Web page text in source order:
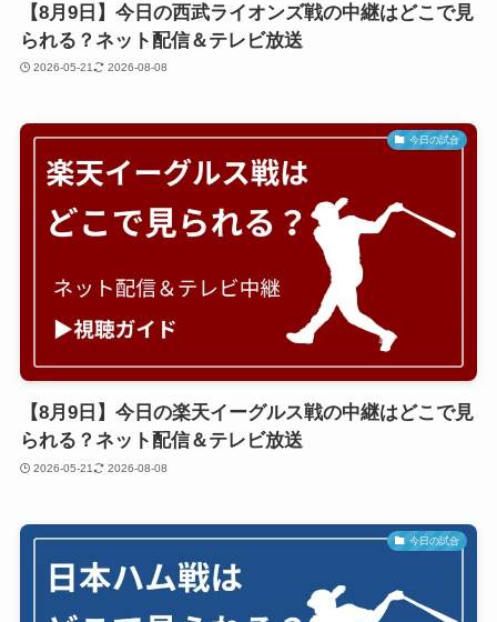
【8月9日】今日の西武ライオンズ戦の中継はどこで見
られる？ネット配信＆テレビ放送
2026-05-21 2026-08-08
今日の試合
【8月9日】今日の楽天イーグルス戦の中継はどこで見
られる？ネット配信＆テレビ放送
2026-05-21 2026-08-08
今日の試合